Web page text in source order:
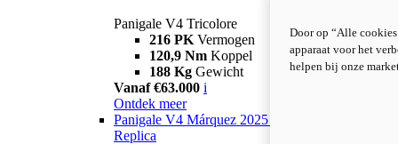
Panigale V4 Tricolore
216 PK Vermogen
120,9 Nm Koppel
188 Kg Gewicht
Vanaf €63.000 i
Ontdek meer
Panigale V4 Márquez 2025 World Champion
Replica
Door op “Alle
apparaat voor het
helpen bij onze